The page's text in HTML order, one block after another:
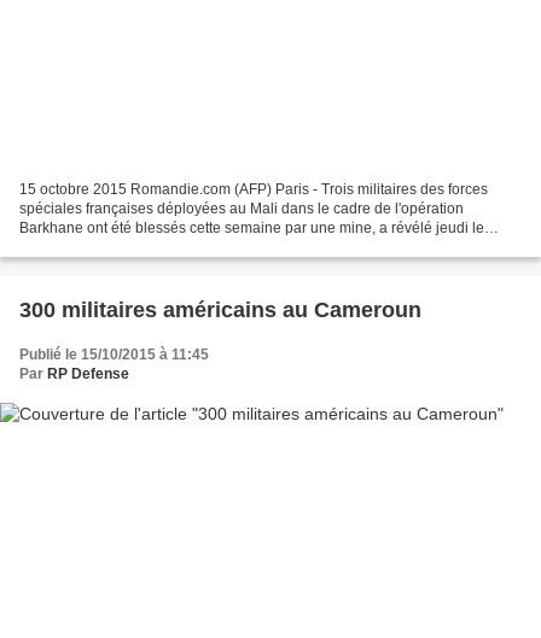
15 octobre 2015 Romandie.com (AFP) Paris - Trois militaires des forces
spéciales françaises déployées au Mali dans le cadre de l'opération
Barkhane ont été blessés cette semaine par une mine, a révélé jeudi le
300 militaires américains au Cameroun
Publié le 15/10/2015 à 11:45
Par RP Defense